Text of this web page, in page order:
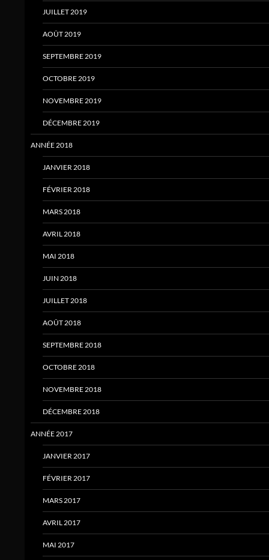
JUILLET 2019
AOÛT 2019
SEPTEMBRE 2019
OCTOBRE 2019
NOVEMBRE 2019
DÉCEMBRE 2019
ANNÉE 2018
JANVIER 2018
FÉVRIER 2018
MARS 2018
AVRIL 2018
MAI 2018
JUIN 2018
JUILLET 2018
AOÛT 2018
SEPTEMBRE 2018
OCTOBRE 2018
NOVEMBRE 2018
DÉCEMBRE 2018
ANNÉE 2017
JANVIER 2017
FÉVRIER 2017
MARS 2017
AVRIL 2017
MAI 2017